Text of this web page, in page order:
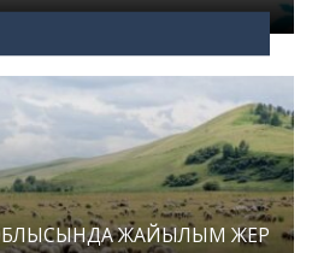
ЖАЙЫЛЫМ ЖЕР